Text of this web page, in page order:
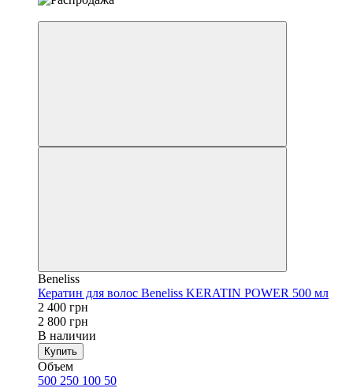
Beneliss
Кератин для волос Beneliss KERATIN POWER 500 мл
2 400 грн
2 800 грн
В наличии
Купить
Объем
500 250 100 50